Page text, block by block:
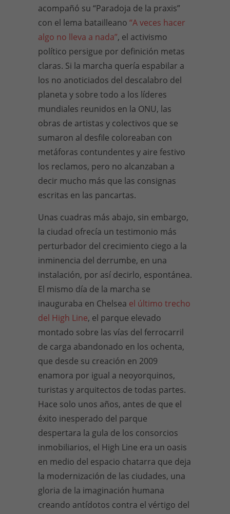
acompañó su “Paradoja de la praxis”
con el lema batailleano “A veces hacer
algo no lleva a nada”, el activismo
político persigue por definición metas
claras. Si la marcha quería espabilar a
los no anoticiados del descalabro del
planeta y sobre todo a los líderes
mundiales reunidos en la ONU, las
obras de artistas y colectivos que se
sumaron al desfile coloreaban con
metáforas contundentes y aire festivo
los reclamos, pero no alcanzaban a
decir mucho más que las consignas
escritas en las pancartas.
Unas cuadras más abajo, sin embargo,
la ciudad ofrecía un testimonio más
perturbador del crecimiento ciego a la
inminencia del derrumbe, en una
instalación, por así decirlo, espontánea.
El mismo día de la marcha se
inauguraba en Chelsea el último trecho
del High Line, el parque elevado
montado sobre las vías del ferrocarril
de carga abandonado en los ochenta,
que desde su creación en 2009
enamora por igual a neoyorquinos,
turistas y arquitectos de todas partes.
Hace solo unos años, antes de que el
éxito inesperado del parque
despertara la gula de los consorcios
inmobiliarios, el High Line era un oasis
en medio del espacio chatarra que deja
la modernización de las ciudades, una
gloria de la imaginación humana
creando antídotos contra el vértigo del